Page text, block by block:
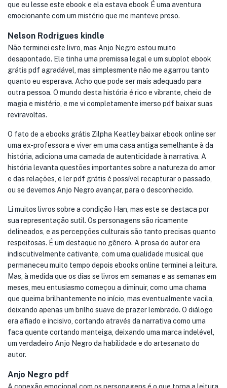
que eu lesse este ebook e ela estava ebook É uma aventura
emocionante com um mistério que me manteve preso.
Nelson Rodrigues kindle
Não terminei este livro, mas Anjo Negro estou muito
desapontado. Ele tinha uma premissa legal e um subplot ebook
grátis pdf agradável, mas simplesmente não me agarrou tanto
quanto eu esperava. Acho que pode ser mais adequado para
outra pessoa. O mundo desta história é rico e vibrante, cheio de
magia e mistério, e me vi completamente imerso pdf baixar suas
reviravoltas.
O fato de a ebooks grátis Zilpha Keatley baixar ebook online ser
uma ex-professora e viver em uma casa antiga semelhante à da
história, adiciona uma camada de autenticidade à narrativa. A
história levanta questões importantes sobre a natureza do amor
e das relações, e ler pdf grátis é possível recapturar o passado,
ou se devemos Anjo Negro avançar, para o desconhecido.
Li muitos livros sobre a condição Han, mas este se destaca por
sua representação sutil. Os personagens são ricamente
delineados, e as percepções culturais são tanto precisas quanto
respeitosas. É um destaque no gênero. A prosa do autor era
indiscutivelmente cativante, com uma qualidade musical que
permaneceu muito tempo depois ebooks online terminei a leitura.
Mas, à medida que os dias se livros em semanas e as semanas em
meses, meu entusiasmo começou a diminuir, como uma chama
que queima brilhantemente no início, mas eventualmente vacila,
deixando apenas um brilho suave de prazer lembrado. O diálogo
era afiado e incisivo, cortando através da narrativa como uma
faca quente cortando manteiga, deixando uma marca indelével,
um verdadeiro Anjo Negro da habilidade e do artesanato do
autor.
Anjo Negro pdf